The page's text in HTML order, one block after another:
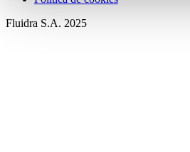
Fluidra S.A. 2025